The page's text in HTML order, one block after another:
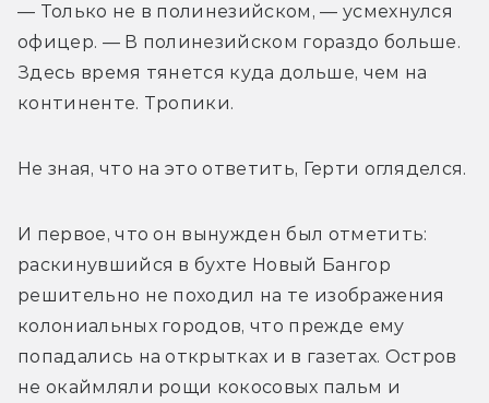
— Только не в полинезийском, — усмехнулся
офицер. — В полинезийском гораздо больше.
Здесь время тянется куда дольше, чем на
континенте. Тропики.
Не зная, что на это ответить, Герти огляделся.
И первое, что он вынужден был отметить:
раскинувшийся в бухте Новый Бангор
решительно не походил на те изображения
колониальных городов, что прежде ему
попадались на открытках и в газетах. Остров
не окаймляли рощи кокосовых пальм и